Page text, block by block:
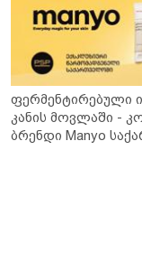
ფერმენტირებული
კანის მოვლაში -
ბრენდი Manyo